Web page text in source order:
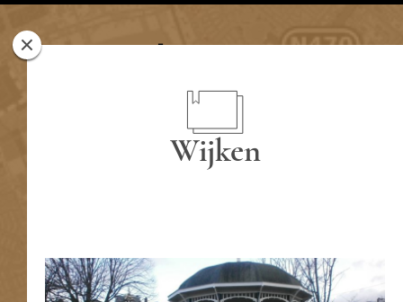
Rotterdam
Wijken